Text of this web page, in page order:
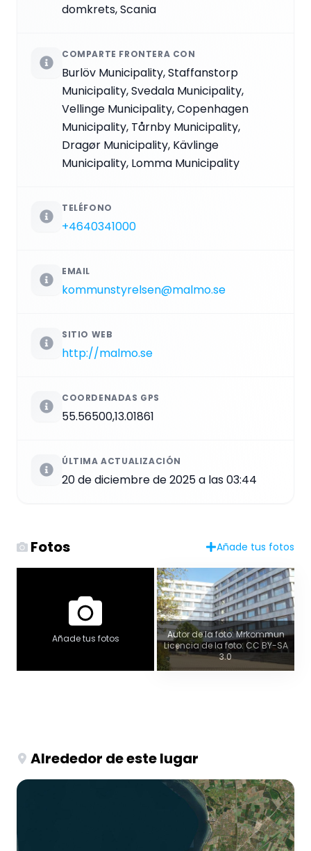
domkrets, Scania
COMPARTE FRONTERA CON
Burlöv Municipality, Staffanstorp
Municipality, Svedala Municipality,
Vellinge Municipality, Copenhagen
Municipality, Tårnby Municipality,
Dragør Municipality, Kävlinge
Municipality, Lomma Municipality
TELÉFONO
+4640341000
EMAIL
kommunstyrelsen@malmo.se
SITIO WEB
http://malmo.se
COORDENADAS GPS
55.56500,13.01861
ÚLTIMA ACTUALIZACIÓN
20 de diciembre de 2025 a las 03:44
Fotos Añade tus fotos
Añade tus fotos
Autor de la foto: Mrkommun
Licencia de la foto: CC BY-SA
3.0
Alrededor de este lugar